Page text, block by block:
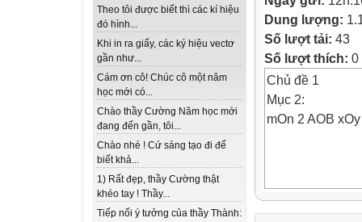
Theo tôi được biết thì các kí hiệu
đó hình...
Khi in ra giấy, các ký hiệu vectơ
gần như...
Cám ơn cô! Chúc cô một năm
học mới có...
Chào thầy Cường Năm học mới
đang đến gần, tôi...
Chào nhé ! Cứ sáng tạo đi để
biết khả...
1) Rất đẹp, thầy Cường thật
khéo tay ! Thầy...
Tiếp nối ý tưởng của thầy Thành:
Dung lượng:
Số lượt tải: 43
Số lượt thích: 0
Chủ đề 1
Mục 2:
mOn 2 AOB xOy